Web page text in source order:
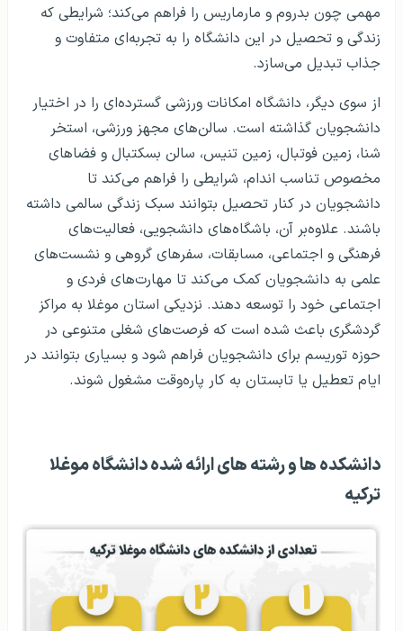
مهمی چون بدروم و مارماریس را فراهم می‌کند؛ شرایطی که
زندگی و تحصیل در این دانشگاه را به تجربه‌ای متفاوت و
جذاب تبدیل می‌سازد.
از سوی دیگر، دانشگاه امکانات ورزشی گسترده‌ای را در اختیار
دانشجویان گذاشته است. سالن‌های مجهز ورزشی، استخر
شنا، زمین فوتبال، زمین تنیس، سالن بسکتبال و فضاهای
مخصوص تناسب اندام، شرایطی را فراهم می‌کند تا
دانشجویان در کنار تحصیل بتوانند سبک زندگی سالمی داشته
باشند. علاوه‌بر آن، باشگاه‌های دانشجویی، فعالیت‌های
فرهنگی و اجتماعی، مسابقات، سفرهای گروهی و نشست‌های
علمی به دانشجویان کمک می‌کند تا مهارت‌های فردی و
اجتماعی خود را توسعه دهند. نزدیکی استان موغلا به مراکز
گردشگری باعث شده است که فرصت‌های شغلی متنوعی در
حوزه توریسم برای دانشجویان فراهم شود و بسیاری بتوانند در
ایام تعطیل یا تابستان به کار پاره‌وقت مشغول شوند.
دانشکده ها و رشته های ارائه شده دانشگاه موغلا
ترکیه